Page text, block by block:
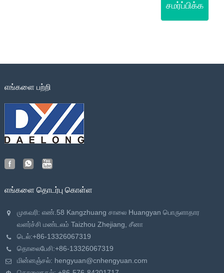
சமர்ப்பிக்க
எங்களை பற்றி
எங்களை தொடர்பு கொள்ள
முகவரி: எண்.58 Kangzhuang சாலை Huangyan பொருளாதார
வளர்ச்சி மண்டலம் Taizhou Zhejiang, சீனா
டெல்:+86-13326067319
தொலைபேசி:+86-13326067319
மின்னஞ்சல்: hengyuan@cnhengyuan.com